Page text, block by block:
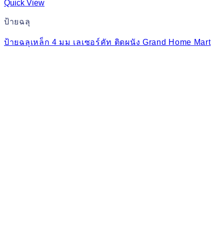
Quick View
ป้ายฉลุ
ป้ายฉลุเหล็ก 4 มม เลเซอร์คัท ติดผนัง Grand Home Mart